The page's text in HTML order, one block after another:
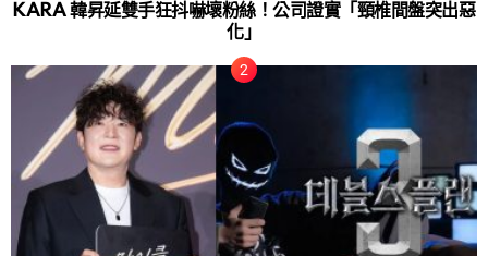
KARA 韓昇延雙手狂抖嚇壞粉絲！公司證實「頸椎間盤突出惡
化」